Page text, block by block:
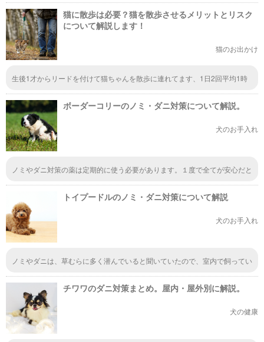
は予防接種や飼い主の気配り、ノミダニはフロントライン等で、脱走にはG
PS首輪で対処出来ると思います。猫の散歩も危険とか言い始めたら女性も
一人で歩いてはいけないレベルの危険な地区です。
猫に散歩は必要？猫を散歩させるメリットとリスク
について解説します！
猫のお出かけ
生後1才からリードを付けて猫ちゃんを散歩に連れてます、1日2回平均1時
ん先行きします、仲間を見ると追いかけようとするのをリードで止めます、
慣れると言うことききますよボーダーコリーのノミ・ダニ対策について解説。
犬のお手入れ
ノミやダニ対策の薬は定期的に使う必要があります。１度で全てが安心だと
して苦しむのはペットです。そうならないために、適切な対策方法を知って
おきたいですね。トイプードルのノミ・ダニ対策について解説
犬のお手入れ
ノミやダニは、草むらに多く潜んでいると聞いていたので、室内で飼ってい
ってしまっているなんてケースもあって、少し気をつけなければと思いまし
チワワのダニ対策まとめ。屋内・屋外別に解説。
犬の健康